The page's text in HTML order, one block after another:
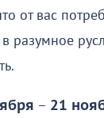
от вас
разумное
– 21